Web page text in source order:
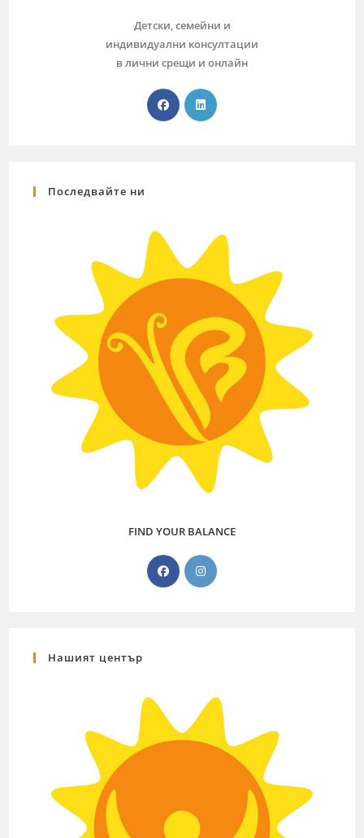
Детски, семейни и
индивидуални консултации
в лични срещи и онлайн
Последвайте ни
FIND YOUR BALANCE
Нашият център